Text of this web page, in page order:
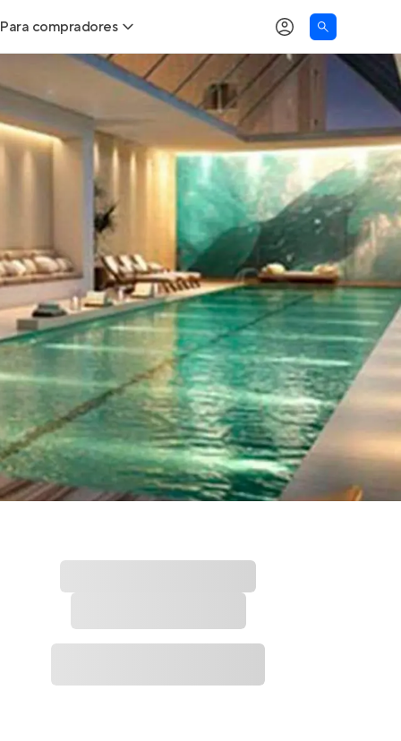
Para compradores
Buscar um imóvel novo
Calcule seu Poder de Compra
Comprar x Alugar
Correção do INCC
Simulador de Financiamento
Encontre um corretor